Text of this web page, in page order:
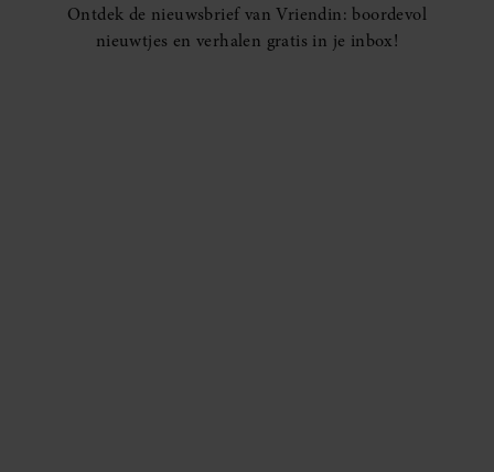
Ontdek de nieuwsbrief van Vriendin: boordevol
nieuwtjes en verhalen gratis in je inbox!